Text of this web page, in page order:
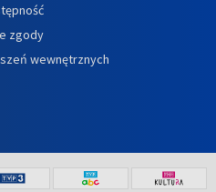
zgody
wewnętrznych